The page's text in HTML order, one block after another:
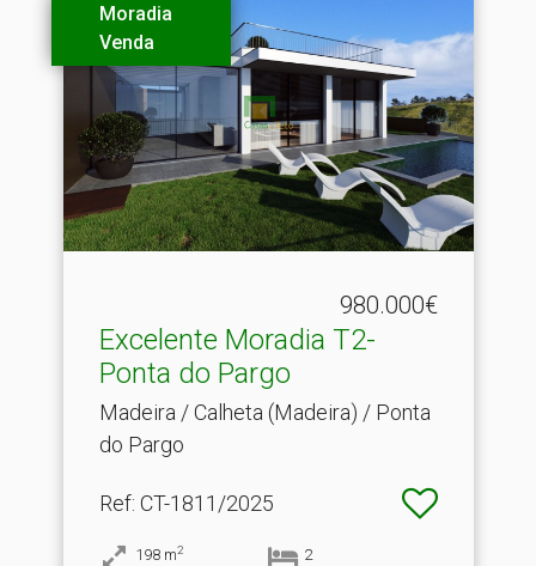
Moradia
Venda
980.000€
Excelente Moradia T2-
Ponta do Pargo
Madeira / Calheta (Madeira) / Ponta
do Pargo
Ref: CT-1811/2025
198 m2 2